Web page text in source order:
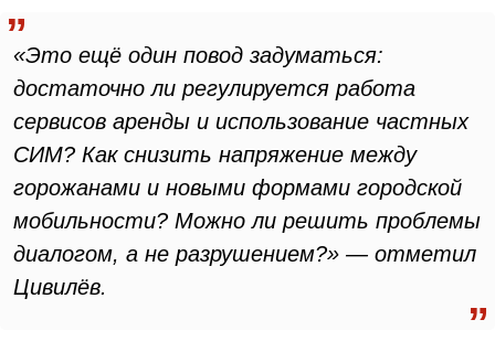
«Это ещё один повод задуматься:
достаточно ли регулируется работа
сервисов аренды и использование частных
СИМ? Как снизить напряжение между
горожанами и новыми формами городской
мобильности? Можно ли решить проблемы
диалогом, а не разрушением?» — отметил
Цивилёв.